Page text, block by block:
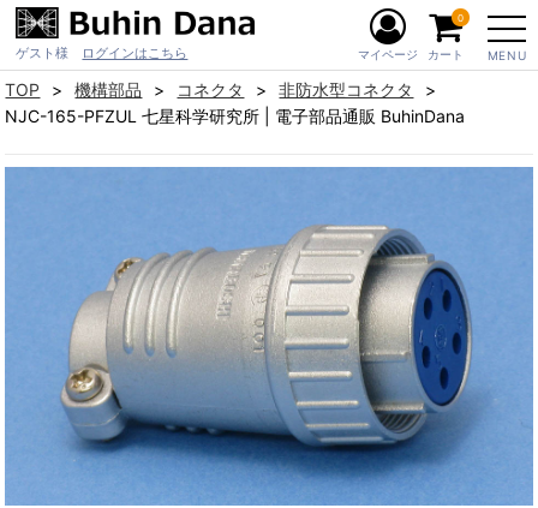
ゲスト様 ログインはこちら MENU
マイページ カート
0
TOP 機構部品 コネクタ
非防水型コネクタ
NJC-165-PFZUL 七星科学研究所 | 電子部品通販 BuhinDana